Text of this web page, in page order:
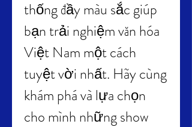
thống đầy màu sắc giúp
bạn trải nghiệm văn hóa
Việt Nam một cách
tuyệt vời nhất. Hãy cùng
khám phá và lựa chọn
cho mình những show